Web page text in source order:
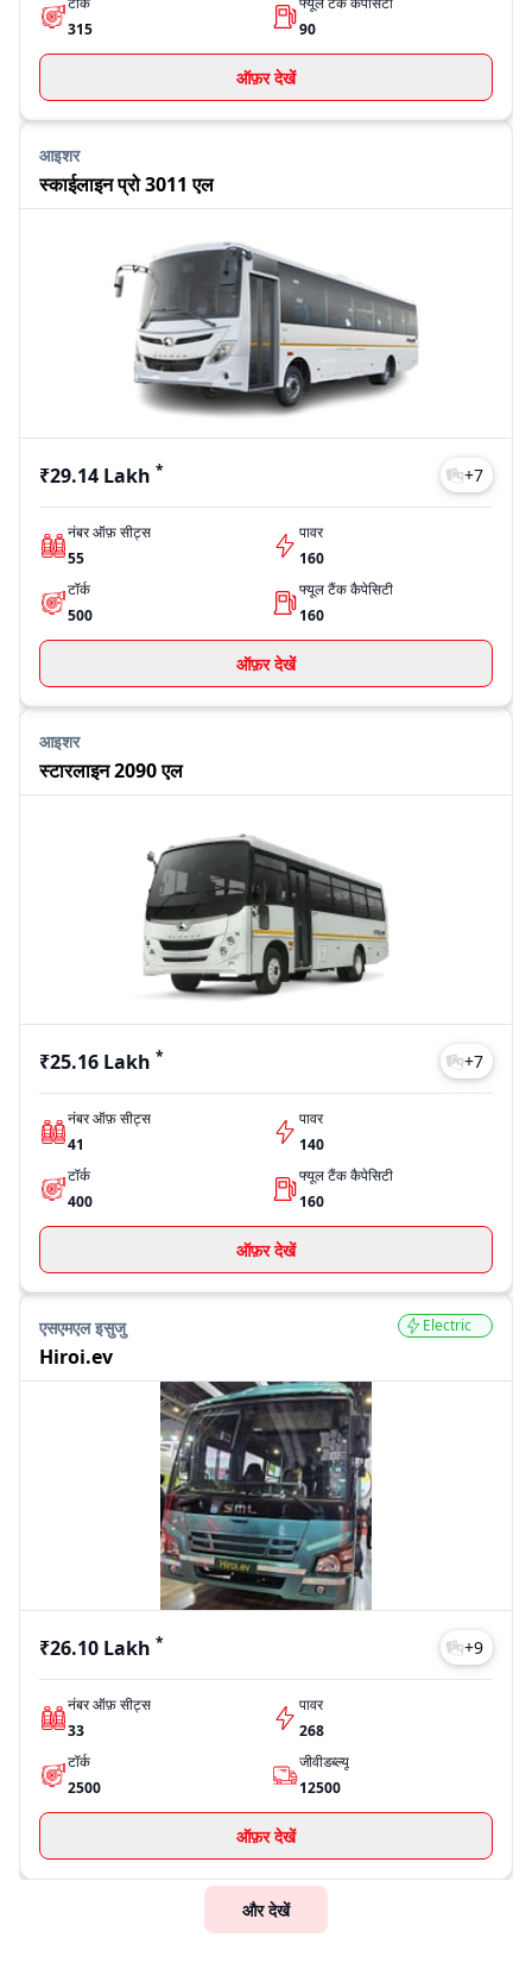
315
90
ऑफ़र देखें
आइशर
स्काईलाइन प्रो 3011 एल
₹29.14 Lakh * +7
नंबर ऑफ़ सीट्स
55
पावर
160
टॉर्क
500
फ्यूल टैंक कैपेसिटी
160
ऑफ़र देखें
आइशर
स्टारलाइन 2090 एल
₹25.16 Lakh * +7
नंबर ऑफ़ सीट्स
41
पावर
140
टॉर्क
400
फ्यूल टैंक कैपेसिटी
160
ऑफ़र देखें
एसएमएल इसुजु
Hiroi.ev
Electric
₹26.10 Lakh * +9
नंबर ऑफ़ सीट्स
33
पावर
268
टॉर्क
2500
जीवीडब्ल्यू
12500
ऑफ़र देखें
और देखें